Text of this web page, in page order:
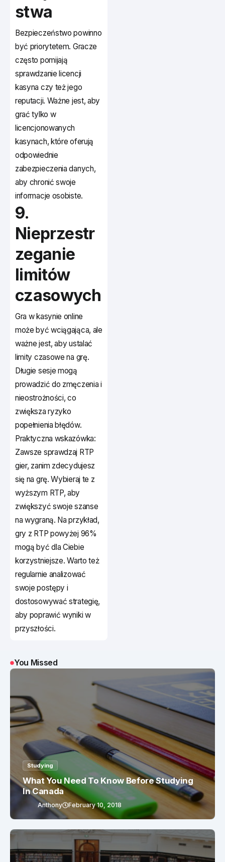
stwa
Bezpieczeństwo powinno
być priorytetem. Gracze
często pomijają
sprawdzanie licencji
kasyna czy też jego
reputacji. Ważne jest, aby
grać tylko w
licencjonowanych
kasynach, które oferują
odpowiednie
zabezpieczenia danych,
aby chronić swoje
informacje osobiste.
9.
Nieprzestr
zeganie
limitów
czasowych
Gra w kasynie online
może być wciągająca, ale
ważne jest, aby ustalać
limity czasowe na grę.
Długie sesje mogą
prowadzić do zmęczenia i
nieostrożności, co
zwiększa ryzyko
popełnienia błędów.
Praktyczna wskazówka:
Zawsze sprawdzaj RTP
gier, zanim zdecydujesz
się na grę. Wybieraj te z
wyższym RTP, aby
zwiększyć swoje szanse
na wygraną. Na przykład,
gry z RTP powyżej 96%
mogą być dla Ciebie
korzystniejsze. Warto też
regularnie analizować
swoje postępy i
dostosowywać strategię,
aby poprawić wyniki w
przyszłości.
You Missed
Studying
What You Need To Know Before Studying
In Canada
Anthony February 10, 2018